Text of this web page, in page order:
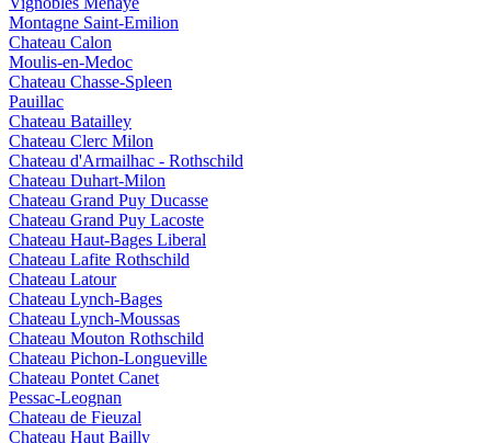
Montagne Saint-Emilion
Chateau Calon
Moulis-en-Medoc
Chateau Chasse-Spleen
Pauillac
Chateau Batailley
Chateau Clerc Milon
Chateau d'Armailhac - Rothschild
Chateau Duhart-Milon
Chateau Grand Puy Ducasse
Chateau Grand Puy Lacoste
Chateau Haut-Bages Liberal
Chateau Lafite Rothschild
Chateau Latour
Chateau Lynch-Bages
Chateau Lynch-Moussas
Chateau Mouton Rothschild
Chateau Pichon-Longueville
Chateau Pontet Canet
Pessac-Leognan
Chateau de Fieuzal
Chateau Haut Bailly